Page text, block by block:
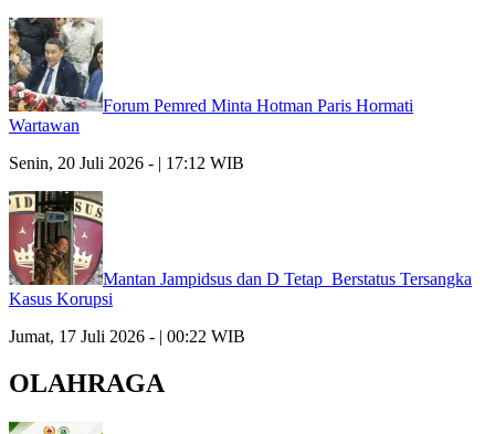
Forum Pemred Minta Hotman Paris Hormati
Wartawan
Senin, 20 Juli 2026 - | 17:12 WIB
Mantan Jampidsus dan D Tetap Berstatus Tersangka
Kasus Korupsi
Jumat, 17 Juli 2026 - | 00:22 WIB
OLAHRAGA